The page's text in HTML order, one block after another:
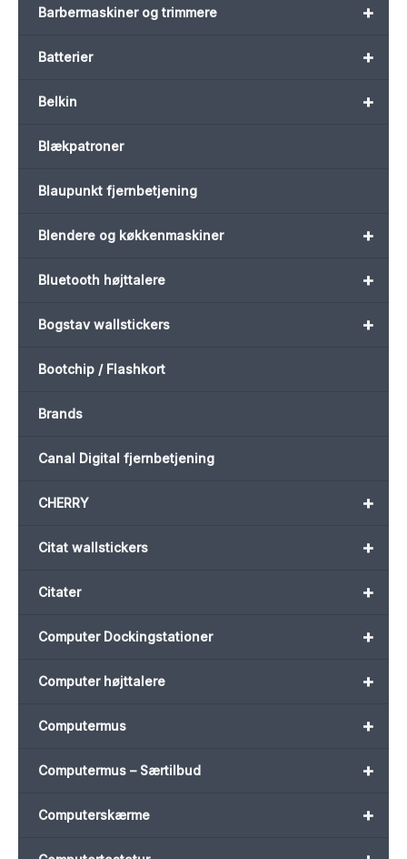
+
Barbermaskiner og trimmere
+
Batterier
+
Belkin
Blækpatroner
Blaupunkt fjernbetjening
+
Blendere og køkkenmaskiner
+
Bluetooth højttalere
+
Bogstav wallstickers
Bootchip / Flashkort
Brands
Canal Digital fjernbetjening
+
CHERRY
+
Citat wallstickers
+
Citater
+
Computer Dockingstationer
+
Computer højttalere
+
Computermus
+
Computermus – Særtilbud
+
Computerskærme